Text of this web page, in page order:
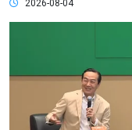
2026-08-04